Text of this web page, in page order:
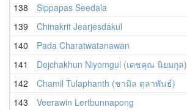
138
Sippapas Seedala
139
Chinakrit Jearjesdakul
140
Pada Charatwatanawan
141
Dejchakhun Niyomgul (เดชคุณ นิยมกุล)
142
Chamil Tulaphanth (ชามิล ตุลาพันธ์)
143
Veerawin Lertbunnapong